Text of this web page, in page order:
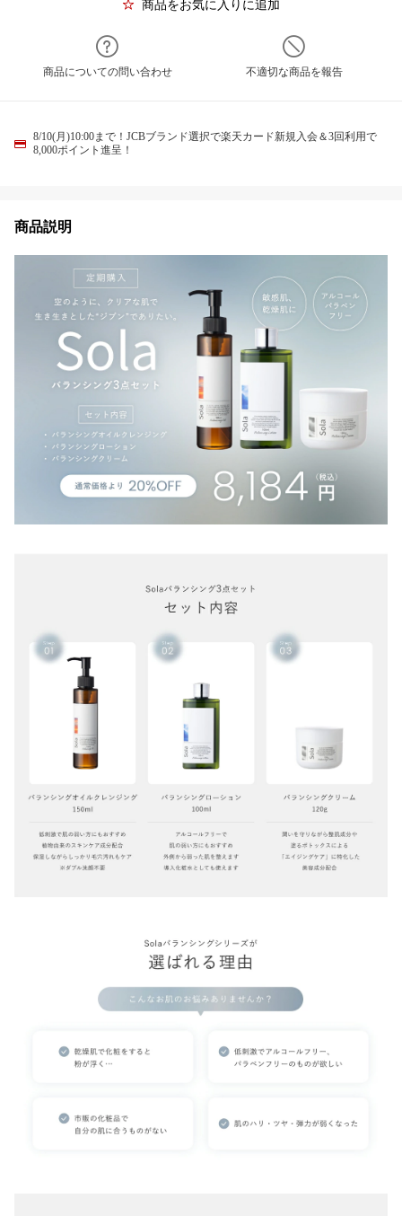
商品をお気に入りに追加
商品についての問い合わせ 不適切な商品を報告
8/10(月)10:00まで！JCBブランド選択で楽天カード新規入会＆3回利用で
8,000ポイント進呈！
商品説明